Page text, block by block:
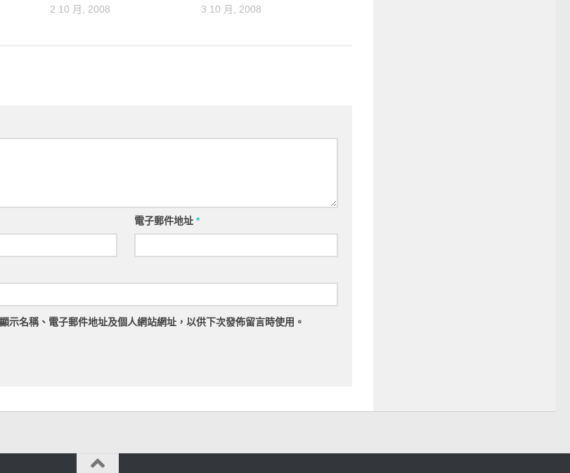
2 10 月, 2008 3 10 月, 2008
電子郵件地址*
示名稱、電子郵件地址及個人網站網址，以供下次發佈留言時使用。